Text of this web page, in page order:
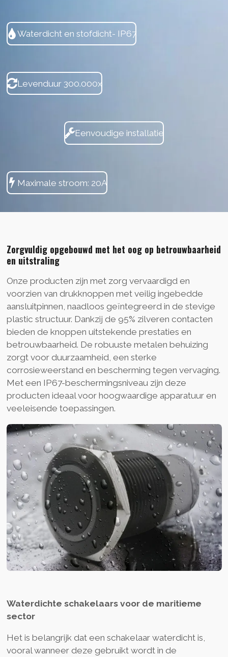
Waterdicht en stofdicht- IP67
Levenduur 300.000x
Eenvoudige installatie
Maximale stroom: 20A
Zorgvuldig opgebouwd met het oog op betrouwbaarheid
en uitstraling
Onze producten zijn met zorg vervaardigd en
voorzien van drukknoppen met veilig ingebedde
aansluitpinnen, naadloos geïntegreerd in de stevige
plastic structuur. Dankzij de 95% zilveren contacten
bieden de knoppen uitstekende prestaties en
betrouwbaarheid. De robuuste metalen behuizing
zorgt voor duurzaamheid, een sterke
corrosieweerstand en bescherming tegen vervaging.
Met een IP67-beschermingsniveau zijn deze
producten ideaal voor hoogwaardige apparatuur en
veeleisende toepassingen.
Waterdichte schakelaars voor de maritieme
sector
Het is belangrijk dat een schakelaar waterdicht is,
vooral wanneer deze gebruikt wordt in de